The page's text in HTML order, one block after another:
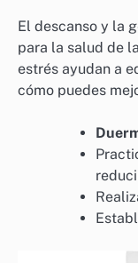
El descanso y la
para la salud de
estrés ayudan a
cómo puedes